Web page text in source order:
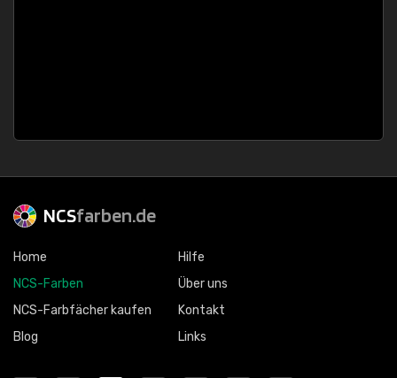
NCSfarben.de
Home
NCS-Farben
NCS-Farbfächer kaufen
Blog
Hilfe
Über uns
Kontakt
Links